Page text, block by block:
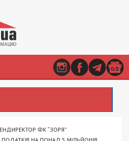
ФК “ЗОРЯ”